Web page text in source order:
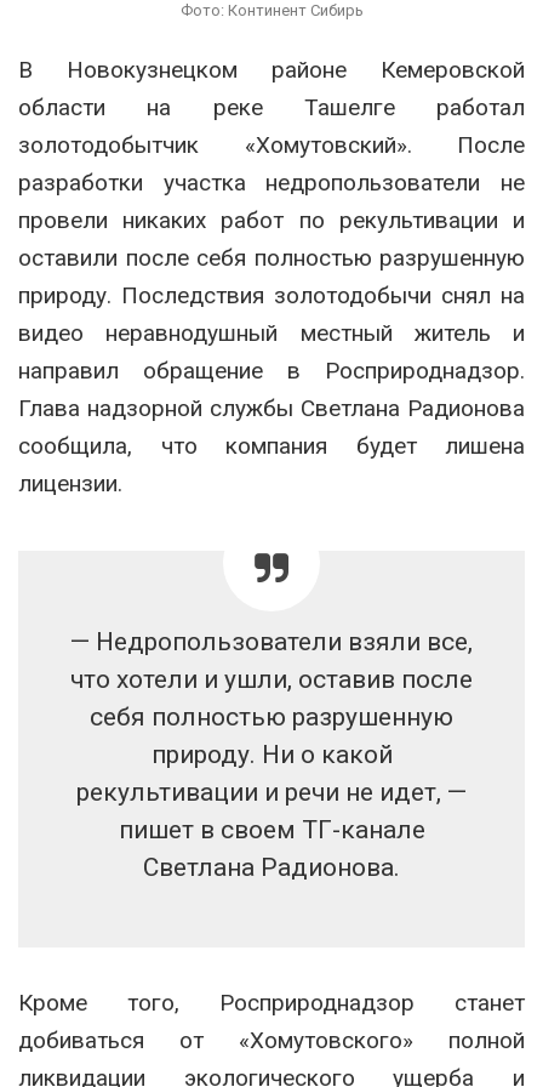
Фото: Континент Сибирь
В Новокузнецком районе Кемеровской
области на реке Ташелге работал
золотодобытчик «Хомутовский». После
разработки участка недропользователи не
провели никаких работ по рекультивации и
оставили после себя полностью разрушенную
природу. Последствия золотодобычи снял на
видео неравнодушный местный житель и
направил обращение в Росприроднадзор.
Глава надзорной службы Светлана Радионова
сообщила, что компания будет лишена
лицензии.
— Недропользователи взяли все,
что хотели и ушли, оставив после
себя полностью разрушенную
природу. Ни о какой
рекультивации и речи не идет, —
пишет в своем ТГ-канале
Светлана Радионова.
Кроме того, Росприроднадзор станет
добиваться от «Хомутовского» полной
ликвидации экологического ущерба и